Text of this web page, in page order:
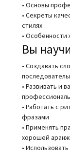
• Основы
• Секреты
стилях
• Особенности
Вы
• Создавать
• Развивать и
• Работать с
фразами
• Применять
хорошей
•